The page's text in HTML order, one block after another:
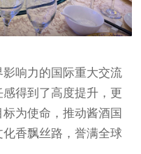
响力的国际重大交流
得到了高度提升，更
为使命，推动酱酒国
香飘丝路，誉满全球